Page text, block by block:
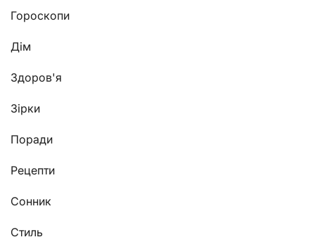
Гороскопи
Дім
Здоров'я
Зірки
Поради
Рецепти
Сонник
Стиль